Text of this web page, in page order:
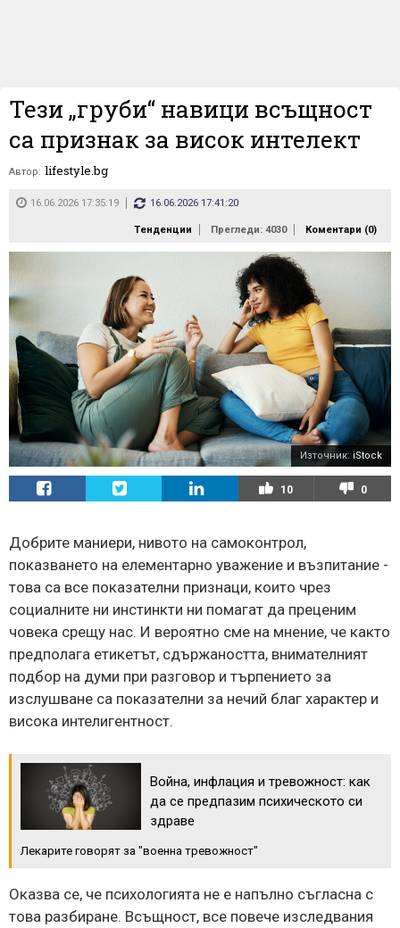
Тези „груби“ навици всъщност
са признак за висок интелект
Автор: lifestyle.bg
16.06.2026 17:35:19 16.06.2026 17:41:20
Тенденции Прегледи: 4030 Коментари (0)
Източник: iStock
10 0
Добрите маниери, нивото на самоконтрол,
показването на елементарно уважение и възпитание -
това са все показателни признаци, които чрез
социалните ни инстинкти ни помагат да преценим
човека срещу нас. И вероятно сме на мнение, че както
предполага етикетът, сдържаността, внимателният
подбор на думи при разговор и търпението за
изслушване са показателни за нечий благ характер и
висока интелигентност.
Война, инфлация и тревожност: как
да се предпазим психическото си
здраве
Лекарите говорят за "военна тревожност"
Оказва се, че психологията не е напълно съгласна с
това разбиране. Всъщност, все повече изследвания